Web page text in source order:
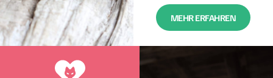
MEHR ERFAHREN